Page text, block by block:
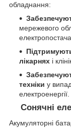
обладнання:
мережевого
лікарнях і
техніки у
електроенергії.
Сонячні
Акумуляторні